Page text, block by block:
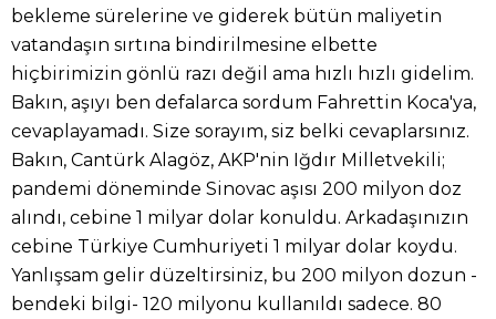
bekleme sürelerine ve giderek bütün maliyetin
vatandaşın sırtına bindirilmesine elbette
hiçbirimizin gönlü razı değil ama hızlı hızlı gidelim.
Bakın, aşıyı ben defalarca sordum Fahrettin Koca'ya,
cevaplayamadı. Size sorayım, siz belki cevaplarsınız.
Bakın, Cantürk Alagöz, AKP'nin Iğdır Milletvekili;
pandemi döneminde Sinovac aşısı 200 milyon doz
alındı, cebine 1 milyar dolar konuldu. Arkadaşınızın
cebine Türkiye Cumhuriyeti 1 milyar dolar koydu.
Yanlışsam gelir düzeltirsiniz, bu 200 milyon dozun -
bendeki bilgi- 120 milyonu kullanıldı sadece. 80